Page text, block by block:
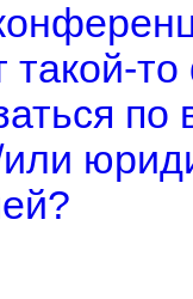
такой-
по